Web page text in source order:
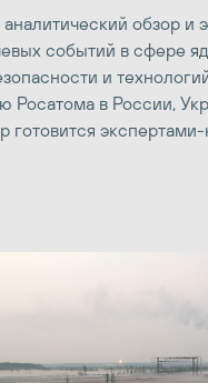
обзор и
событий в сфере
и
Росатома в России,
готовится